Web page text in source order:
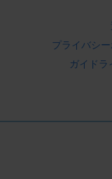
プライバシ
ガイドラ